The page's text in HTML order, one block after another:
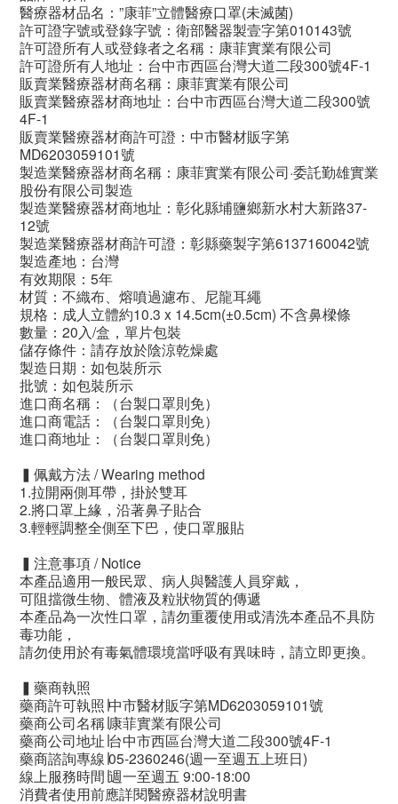
醫療器材品名：”康菲”立體醫療口罩(未滅菌)
許可證字號或登錄字號：衛部醫器製壹字第010143號
許可證所有人或登錄者之名稱：康菲實業有限公司
許可證所有人地址：台中市西區台灣大道二段300號4F-1
販賣業醫療器材商名稱：康菲實業有限公司
販賣業醫療器材商地址：台中市西區台灣大道二段300號
4F-1
販賣業醫療器材商許可證：中市醫材販字第
MD6203059101號
製造業醫療器材商名稱：康菲實業有限公司·委託勤雄實業
股份有限公司製造
製造業醫療器材商地址：彰化縣埔鹽鄉新水村大新路37-
12號
製造業醫療器材商許可證：彰縣藥製字第6137160042號
製造產地：台灣
有效期限：5年
材質：不織布、熔噴過濾布、尼龍耳繩
規格：成人立體約10.3 x 14.5cm(±0.5cm) 不含鼻樑條
數量：20入/盒，單片包裝
儲存條件：請存放於陰涼乾燥處
製造日期：如包裝所示
批號：如包裝所示
進口商名稱：（台製口罩則免）
進口商電話：（台製口罩則免）
進口商地址：（台製口罩則免）
▍佩戴方法 / Wearing method
1.拉開兩側耳帶，掛於雙耳
2.將口罩上緣，沿著鼻子貼合
3.輕輕調整全側至下巴，使口罩服貼
▍注意事項 / Notice
本產品適用一般民眾、病人與醫護人員穿戴，
可阻擋微生物、體液及粒狀物質的傳遞
本產品為一次性口罩，請勿重覆使用或清洗本產品不具防
毒功能，
請勿使用於有毒氣體環境當呼吸有異味時，請立即更換。
▍藥商執照
藥商許可執照∣中市醫材販字第MD6203059101號
藥商公司名稱∣康菲實業有限公司
藥商公司地址∣台中市西區台灣大道二段300號4F-1
藥商諮詢專線∣05-2360246(週一至週五上班日)
線上服務時間∣週一至週五 9:00-18:00
消費者使用前應詳閱醫療器材說明書